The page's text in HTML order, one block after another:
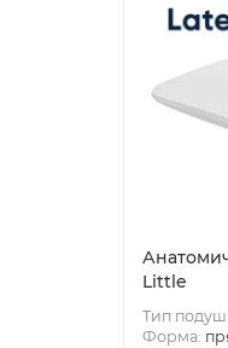
Little
Тип
Форма: